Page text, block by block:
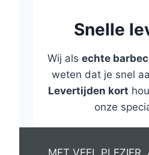
Snelle
Wij als echte
weten dat je snel
Levertijden kort
onze
MET VEEL